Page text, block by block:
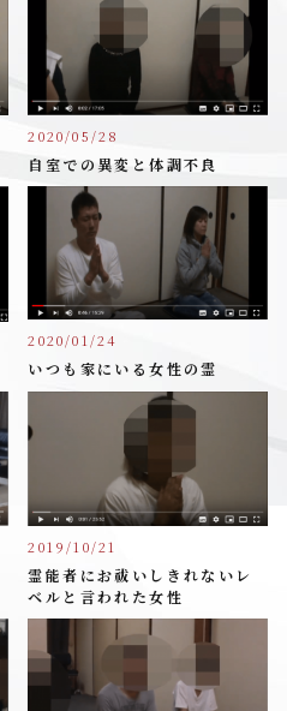
2020/05/28
自室での異変と体調不良
2020/01/24
いつも家にいる女性の霊
2019/10/21
霊能者にお祓いしきれないレ
ベルと言われた女性